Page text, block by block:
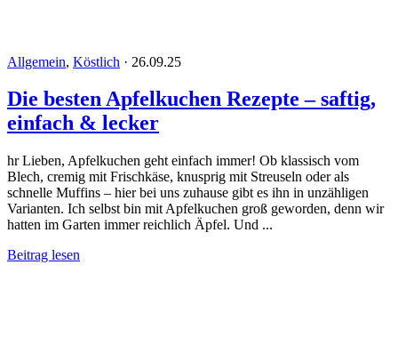
Allgemein, Köstlich · 26.09.25
Die besten Apfelkuchen Rezepte – saftig,
einfach & lecker
hr Lieben, Apfelkuchen geht einfach immer! Ob klassisch vom
Blech, cremig mit Frischkäse, knusprig mit Streuseln oder als
schnelle Muffins – hier bei uns zuhause gibt es ihn in unzähligen
Varianten. Ich selbst bin mit Apfelkuchen groß geworden, denn wir
hatten im Garten immer reichlich Äpfel. Und ...
Beitrag lesen